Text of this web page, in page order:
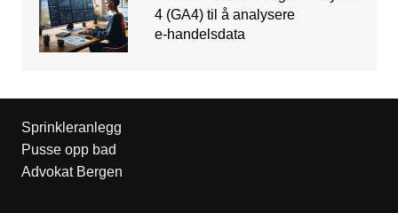
4 (GA4) til å analysere
e‑handelsdata
Sprinkleranlegg
Pusse opp bad
Advokat Bergen